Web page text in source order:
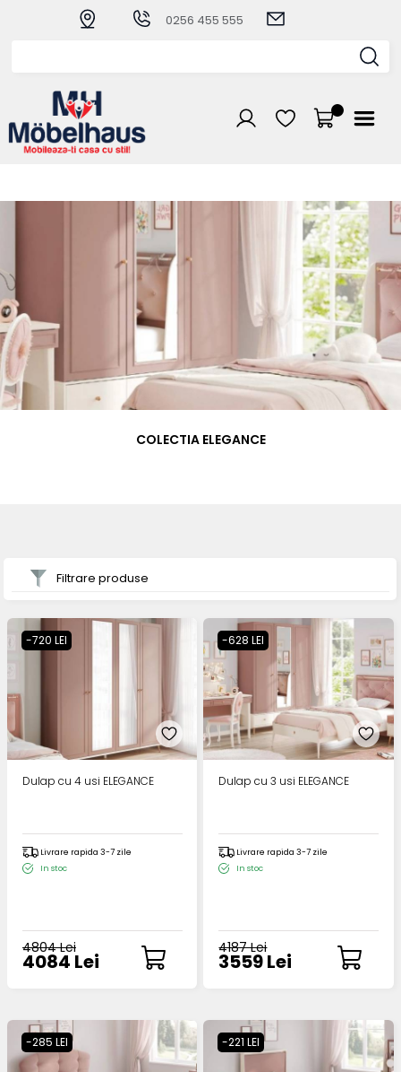
0256 455 555
COLECTIA ELEGANCE
Filtrare produse
-720 LEI
Dulap cu 4 usi ELEGANCE
Livrare rapida 3-7 zile
In stoc
4804 Lei
4084 Lei
-628 LEI
Dulap cu 3 usi ELEGANCE
Livrare rapida 3-7 zile
In stoc
4187 Lei
3559 Lei
-285 LEI -221 LEI